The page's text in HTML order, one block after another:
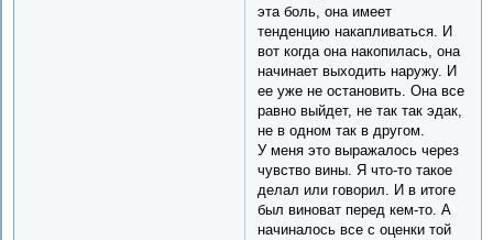
эта боль, она имеет
тенденцию накапливаться. И
вот когда она накопилась, она
начинает выходить наружу. И
ее уже не остановить. Она все
равно выйдет, не так так эдак,
не в одном так в другом.
У меня это выражалось через
чувство вины. Я что-то такое
делал или говорил. И в итоге
был виноват перед кем-то. А
начиналось все с оценки той